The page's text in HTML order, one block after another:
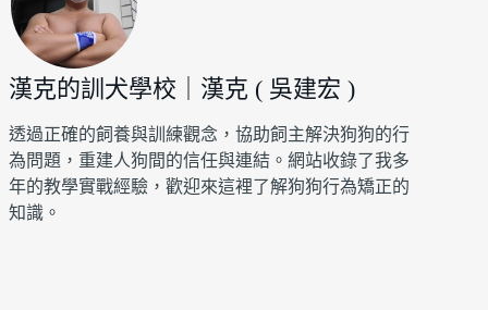
漢克的訓犬學校｜漢克 ( 吳建宏 )
透過正確的飼養與訓練觀念，協助飼主解決狗狗的行
為問題，重建人狗間的信任與連結。網站收錄了我多
年的教學實戰經驗，歡迎來這裡了解狗狗行為矯正的
知識。